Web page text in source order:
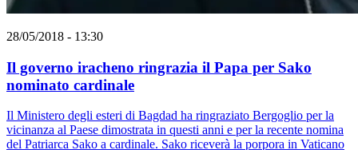
28/05/2018 - 13:30
Il governo iracheno ringrazia il Papa per Sako
nominato cardinale
Il Ministero degli esteri di Bagdad ha ringraziato Bergoglio per la
vicinanza al Paese dimostrata in questi anni e per la recente nomina
del Patriarca Sako a cardinale. Sako riceverà la porpora in Vaticano